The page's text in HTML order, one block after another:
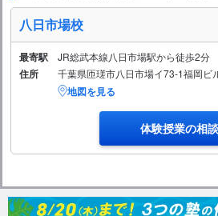
八日市場校
最寄駅 JR総武本線八日市場駅から徒歩2分
住所 千葉県匝瑳市八日市場イ73-1福岡ビ
地図を見る
体験授業の相談